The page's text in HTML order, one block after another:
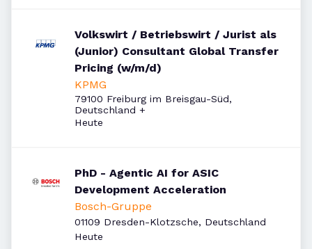
Volkswirt / Betriebswirt / Jurist als
(Junior) Consultant Global Transfer
Pricing (w/m/d)
KPMG
79100 Freiburg im Breisgau-Süd,
Deutschland +
Veröffentlicht
Heute
PhD - Agentic AI for ASIC
Development Acceleration
Bosch-Gruppe
01109 Dresden-Klotzsche, Deutschland
Veröffentlicht
Heute